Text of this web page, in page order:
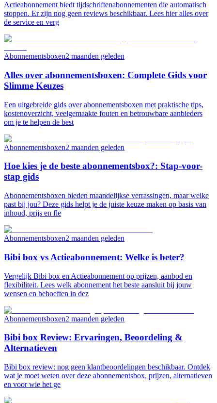
Actieabonnement biedt tijdschriftenabonnementen die automatisch
stoppen. Er zijn nog geen reviews beschikbaar. Lees hier alles over
de service en verg
Abonnementsboxen2 maanden geleden
Alles over abonnementsboxen: Complete Gids voor
Slimme Keuzes
Een uitgebreide gids over abonnementsboxen met praktische tips,
kostenoverzicht, veelgemaakte fouten en betrouwbare aanbieders
om je te helpen de best
Abonnementsboxen2 maanden geleden
Hoe kies je de beste abonnementsbox?: Stap-voor-
stap gids
Abonnementsboxen bieden maandelijkse verrassingen, maar welke
past bij jou? Deze gids helpt je de juiste keuze maken op basis van
inhoud, prijs en fle
Abonnementsboxen2 maanden geleden
Bibi box vs Actieabonnement: Welke is beter?
Vergelijk Bibi box en Actieabonnement op prijzen, aanbod en
flexibiliteit. Lees welk abonnement het beste aansluit bij jouw
wensen en behoeften in dez
Abonnementsboxen2 maanden geleden
Bibi box Review: Ervaringen, Beoordeling &
Alternatieven
Bibi box review: nog geen klantbeoordelingen beschikbaar. Ontdek
wat je moet weten over deze abonnementsbox, prijzen, alternatieven
en voor wie het ge